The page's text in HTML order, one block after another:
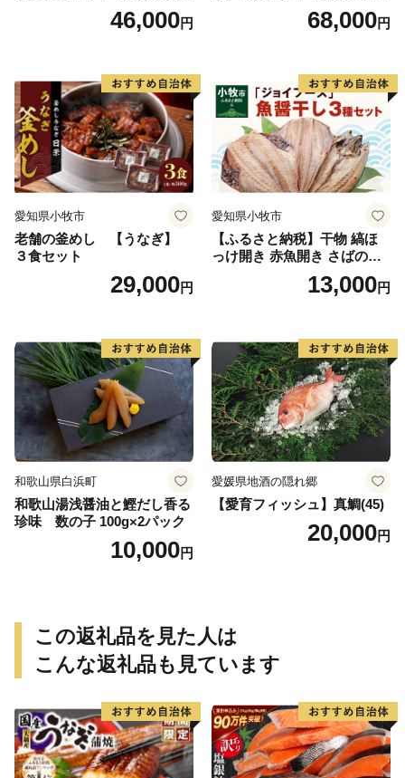
46,000円 68,000円
愛知県小牧市
老舗の釜めし 【うなぎ】
３食セット
29,000円
愛知県小牧市
【ふるさと納税】干物 縞ほ
っけ開き 赤魚開き さばの開
き 魚醤干し 3種 セット 詰め
合わせ 魚 おかず 肉厚 おいし
取り寄せグルメ 魚醤 ナンプ
ラー 愛知県 小牧市 冷凍 送料
無料
13,000円
和歌山県白浜町
和歌山湯浅醤油と鰹だし香る
珍味 数の子 100g×2パック
10,000円
愛媛県地酒の隠れ郷
【愛育フィッシュ】真鯛(45)
20,000円
この返礼品を見た人は
こんな返礼品も見ています